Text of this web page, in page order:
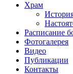
Храм
Расписание
Фотогалерея
Видео
Публикации
Контакты